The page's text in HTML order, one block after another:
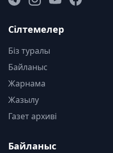
Сілтемелер
Біз туралы
Байланыс
Жарнама
Жазылу
Газет архиві
Байланыс